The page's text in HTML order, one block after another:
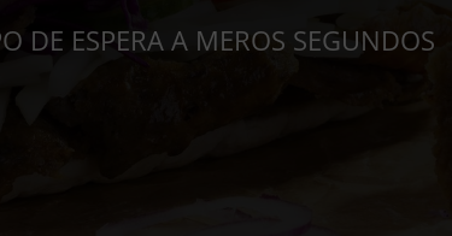
DE ESPERA A MEROS SEGUNDOS